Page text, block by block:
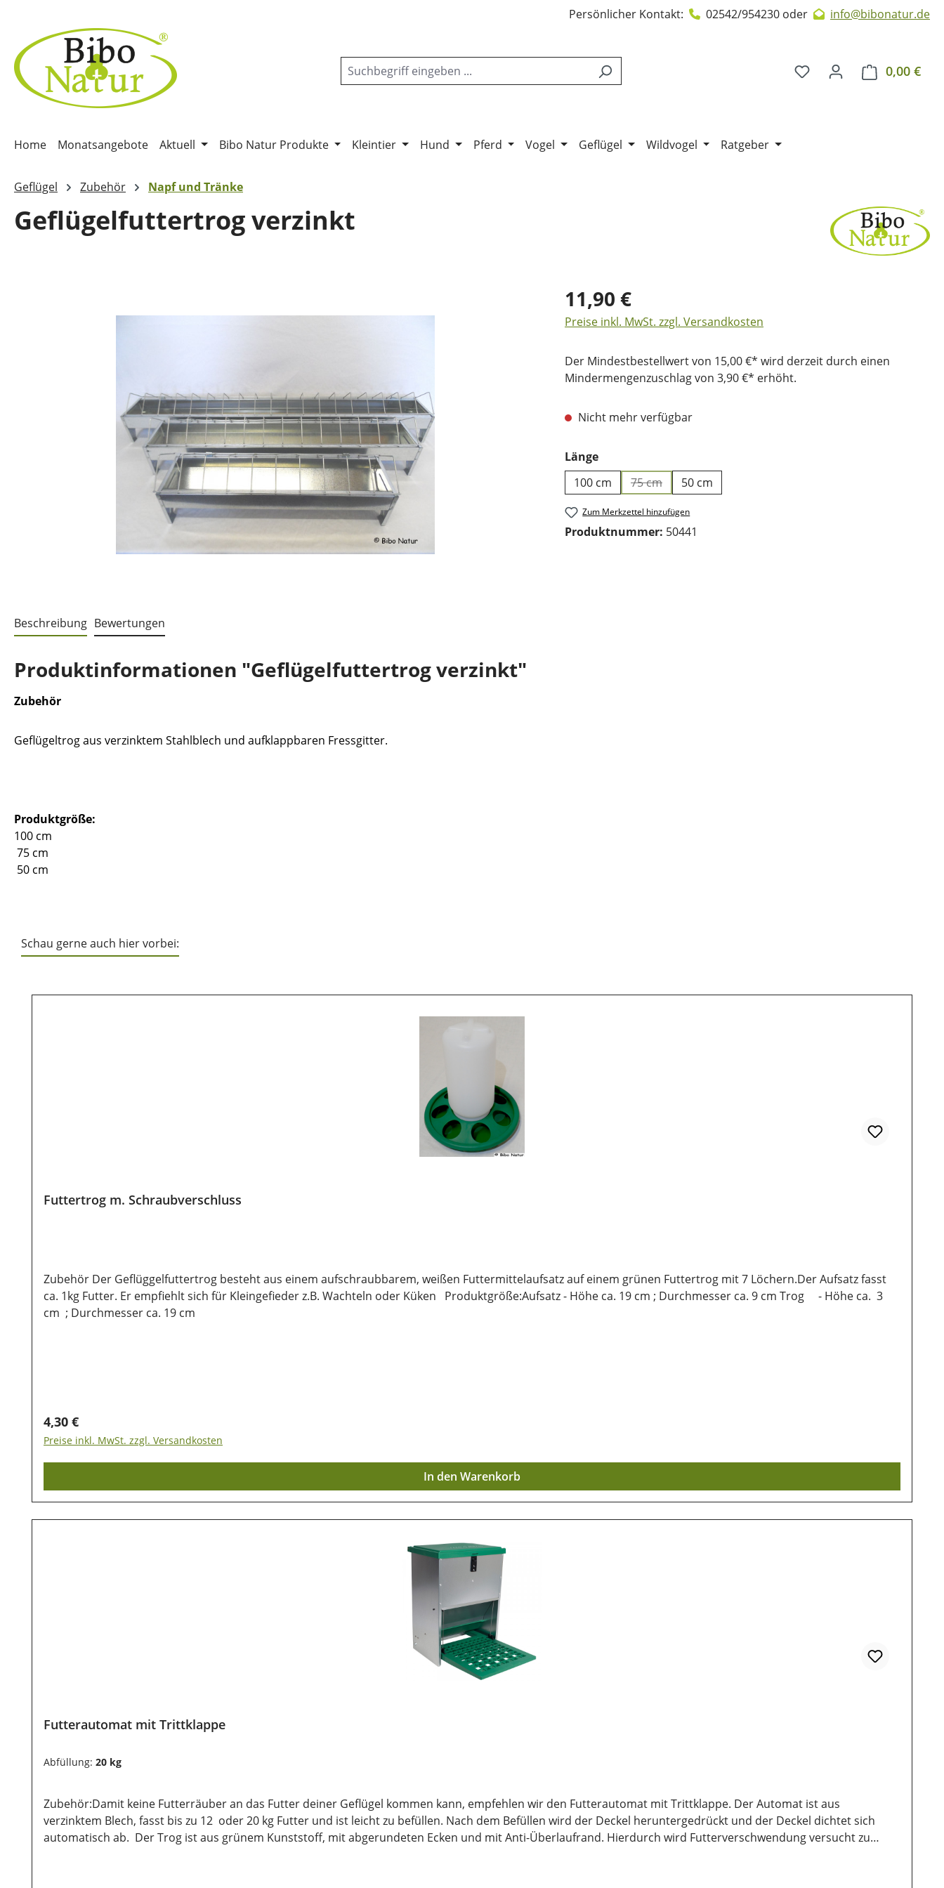
Persönlicher Kontakt: 02542/954230 oder info@bibonatur.de
0,00 €
Home Monatsangebote Aktuell Bibo Natur Produkte Kleintier Hund Pferd Vogel Geflügel Wildvogel Ratgeber
Geflügel Zubehör Napf und Tränke
Geflügelfuttertrog verzinkt
11,90 €
Preise inkl. MwSt. zzgl. Versandkosten
Der Mindestbestellwert von 15,00 €* wird derzeit durch einen
Mindermengenzuschlag von 3,90 €* erhöht.
Nicht mehr verfügbar
Längeauswählen
100 cm
75 cm(Diese Option ist zurzeit nicht verfügbar.)
50 cm
Zum Merkzettel hinzufügen
Produktnummer: 50441
Beschreibung Bewertungen
Produktinformationen "Geflügelfuttertrog verzinkt"
Zubehör
Geflügeltrog aus verzinktem Stahlblech und aufklappbaren Fressgitter.
Produktgröße:
100 cm
75 cm
50 cm
Schau gerne auch hier vorbei:
Futtertrog m. Schraubverschluss
Zubehör Der Geflüggelfuttertrog besteht aus einem aufschraubbarem, weißen Futtermittelaufsatz auf einem grünen Futtertrog mit 7 Löchern.Der Aufsatz fasst
ca. 1kg Futter. Er empfiehlt sich für Kleingefieder z.B. Wachteln oder Küken Produktgröße:Aufsatz - Höhe ca. 19 cm ; Durchmesser ca. 9 cm Trog - Höhe ca. 3
cm ; Durchmesser ca. 19 cm
Regulärer Preis:
4,30 €
Preise inkl. MwSt. zzgl. Versandkosten
In den Warenkorb
Futterautomat mit Trittklappe
Abfüllung: 20 kg
Zubehör:Damit keine Futterräuber an das Futter deiner Geflügel kommen kann, empfehlen wir den Futterautomat mit Trittklappe. Der Automat ist aus
verzinktem Blech, fasst bis zu 12 oder 20 kg Futter und ist leicht zu befüllen. Nach dem Befüllen wird der Deckel heruntergedrückt und der Deckel dichtet sich
automatisch ab. Der Trog ist aus grünem Kunststoff, mit abgerundeten Ecken und mit Anti-Überlaufrand. Hierdurch wird Futterverschwendung versucht zu